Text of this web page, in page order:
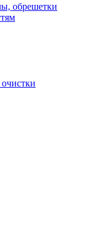
обрешетки